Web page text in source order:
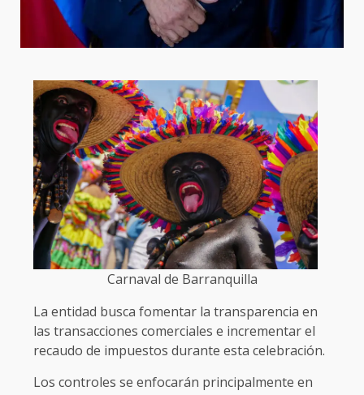
Carnaval de Barranquilla
La entidad busca fomentar la transparencia en
las transacciones comerciales e incrementar el
recaudo de impuestos durante esta celebración.
Los controles se enfocarán principalmente en